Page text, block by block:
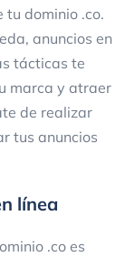
dominio .co.
anuncios en
tácticas te
marca y atraer
de realizar
tus anuncios
línea
.co es